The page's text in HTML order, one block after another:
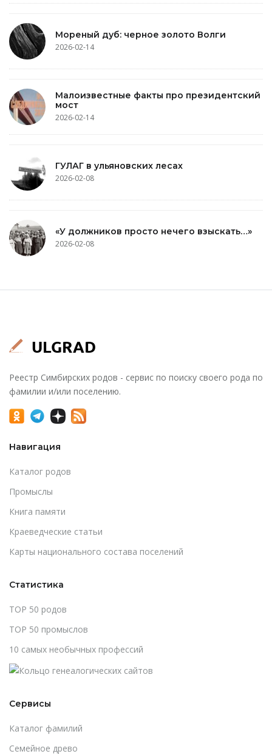
Мореный дуб: черное золото Волги
2026-02-14
Малоизвестные факты про президентский
мост
2026-02-14
ГУЛАГ в ульяновских лесах
2026-02-08
«У должников просто нечего взыскать…»
2026-02-08
Реестр Симбирских родов - сервис по поиску своего рода по
фамилии и/или поселению.
Навигация
Каталог родов
Промыслы
Книга памяти
Краеведческие статьи
Карты национального состава поселений
Статистика
TOP 50 родов
TOP 50 промыслов
10 самых необычных профессий
Сервисы
Каталог фамилий
Cемейное древо